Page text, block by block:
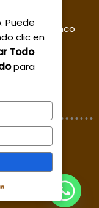
36 #9-96,
del estanco
Puede
clic en
Todo
para